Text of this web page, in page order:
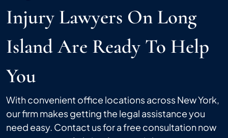
Injury Lawyers On Long
Island Are Ready To Help
You
With convenient office locations across New York,
our firm makes getting the legal assistance you
need easy. Contact us for a free consultation now